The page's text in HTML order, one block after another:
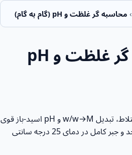
› محاسبه گر غلظت و pH (گام به گام)
محاسبه گر غلظت و pH
مولاریته، درصد جرم، رقت، اختلاط، تبدیل w/w→M و pH اسید-باز قوی
یا ضعیف را با نرمال سازی واحد و جبر کامل در دمای 25 درجه سانتی